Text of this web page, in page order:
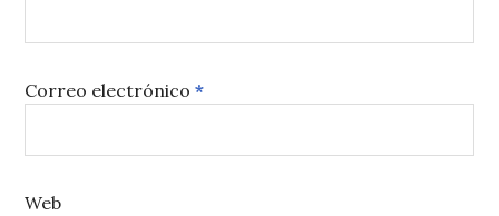
Correo electrónico*
Web